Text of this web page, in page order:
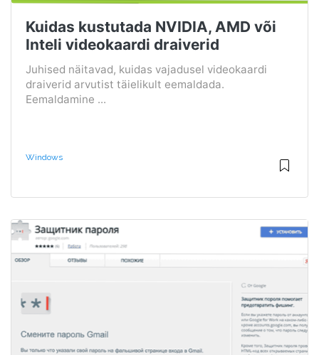
Kuidas kustutada NVIDIA, AMD või
Inteli videokaardi draiverid
Juhised näitavad, kuidas vajadusel videokaardi
draiverid arvutist täielikult eemaldada.
Eemaldamine ...
Windows